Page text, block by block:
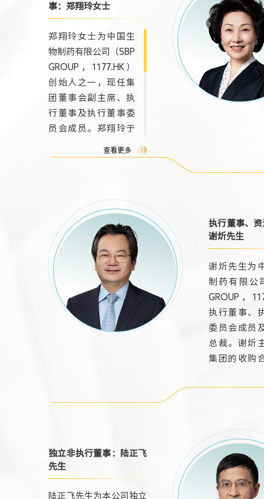
公司、江苏
制药有限公
制药投资（
团有限公司
事：郑翔玲女士
郑翔玲女士为中国生
物制药有限公司（SBP
GROUP，1177.HK）
创始人之一，现任集
团董事会副主席、执
行董事及执行董事委
员会成员。郑翔玲于
北京大学光华管理学
在医药行业的管理及
投资方面，经验丰富
且眼光独到，对推动
行业变革创新、加强
研发、拓展国际合作
不遗余力。
查看更多
执行董事、
谢炘先生
谢炘先生为
制药有限公
GROUP，
执行董事、
委员会成员
总裁。谢炘
集团的收购
言人。谢炘
学位。他于
月加入本集
公司主席助
任西安正大
公司董事总
独立非执行董事：陆正飞
先生
陆正飞先生为本公司独立